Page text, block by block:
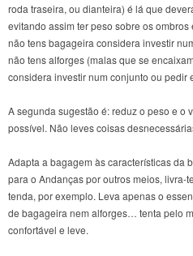
roda traseira, ou dianteira) é lá que
evitando assim ter peso sobre os
não tens bagageira considera investir
não tens alforges (malas que se
considera investir num conjunto ou pedir
A segunda sugestão é: reduz o peso e o
possível. Não leves coisas
Adapta a bagagem às características da
para o Andanças por outros meios, livra-
tenda, por exemplo. Leva apenas o
de bagageira nem alforges… tenta pelo
confortável e leve.